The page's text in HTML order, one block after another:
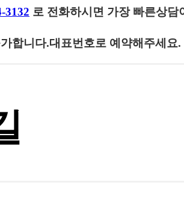
3132 로 전화하시면 가장 빠른상담
합니다.대표번호로 예약해주세요.